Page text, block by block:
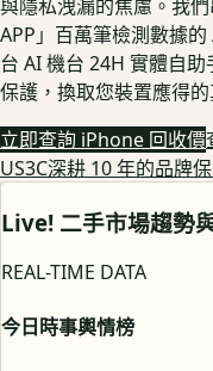
與隱私洩漏的焦慮。我
APP」百萬筆檢測數據
台 AI 機台 24H 實體自
保護，換取您裝置應得的
立即查詢 iPhone 回收價
US3C深耕 10 年的品牌
Live! 二手市場趨勢
REAL-TIME DATA
今日時事輿情榜